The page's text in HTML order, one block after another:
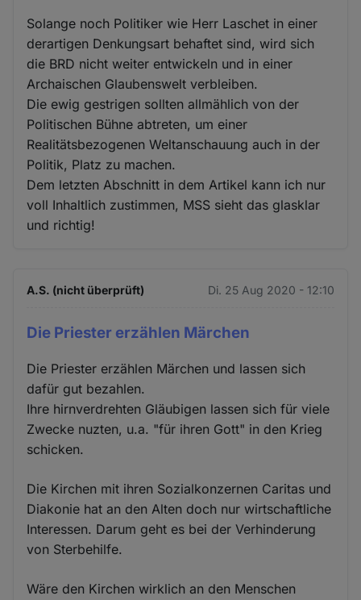
Solange noch Politiker wie Herr Laschet in einer
derartigen Denkungsart behaftet sind, wird sich
die BRD nicht weiter entwickeln und in einer
Archaischen Glaubenswelt verbleiben.
Die ewig gestrigen sollten allmählich von der
Politischen Bühne abtreten, um einer
Realitätsbezogenen Weltanschauung auch in der
Politik, Platz zu machen.
Dem letzten Abschnitt in dem Artikel kann ich nur
voll Inhaltlich zustimmen, MSS sieht das glasklar
und richtig!
A.S. (nicht überprüft) Di. 25 Aug 2020 - 12:10
Die Priester erzählen Märchen
Die Priester erzählen Märchen und lassen sich
dafür gut bezahlen.
Ihre hirnverdrehten Gläubigen lassen sich für viele
Zwecke nuzten, u.a. "für ihren Gott" in den Krieg
schicken.
Die Kirchen mit ihren Sozialkonzernen Caritas und
Diakonie hat an den Alten doch nur wirtschaftliche
Interessen. Darum geht es bei der Verhinderung
von Sterbehilfe.
Wäre den Kirchen wirklich an den Menschen